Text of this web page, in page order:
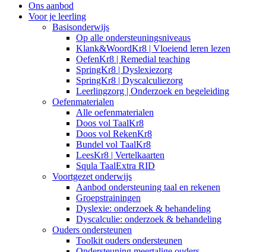
Ons aanbod
Voor je leerling
Basisonderwijs
Op alle ondersteuningsniveaus
Klank&WoordKr8 | Vloeiend leren lezen
OefenKr8 | Remedial teaching
SpringKr8 | Dyslexiezorg
SpringKr8 | Dyscalculiezorg
Leerlingzorg | Onderzoek en begeleiding
Oefenmaterialen
Alle oefenmaterialen
Doos vol TaalKr8
Doos vol RekenKr8
Bundel vol TaalKr8
LeesKr8 | Vertelkaarten
Squla TaalExtra RID
Voortgezet onderwijs
Aanbod ondersteuning taal en rekenen
Groepstrainingen
Dyslexie: onderzoek & behandeling
Dyscalculie: onderzoek & behandeling
Ouders ondersteunen
Toolkit ouders ondersteunen